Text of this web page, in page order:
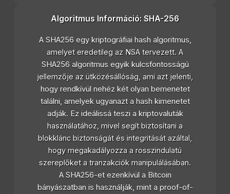
Algoritmus Információ: SHA-256
A SHA256 egy kriptográfiai hash algoritmus,
amelyet eredetileg az NSA tervezett. A
SHA256 algoritmus egyik kulcsfontosságú
jellemzője az ütközésállóság, ami azt jelenti,
hogy rendkívül nehéz két olyan bemenetet
találni, amelyek ugyanazt a hash kimenetet
adják. Ez ideálissá teszi a kriptovaluták
használatához, mivel segít biztosítani a
blokklánc biztonságát és integritását azáltal,
hogy megakadályozza a rosszindulatú
szereplőket a tranzakciók manipulálásában.
A SHA256-et ezenkívül a Bitcoin
bányászatban is használják, mint a proof-of-